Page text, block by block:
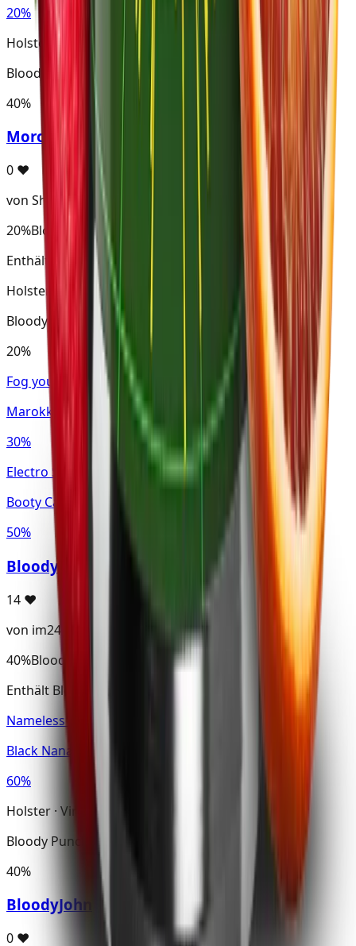
20%
Holster · Virginia
Bloody Punch
40%
MoroccanBloodPeach
0 ♥
von Shishapparat
20%Bloody Punch
Enthält Bloody Punch
Holster · Virginia
Bloody Punch
20%
Fog your Life (FYL)
Marokkanische Minze
30%
Electro Smog
Booty Call
50%
BloodyNana
14 ♥
von im24
40%Bloody Punch
Enthält Bloody Punch
Nameless · Kombis Edition
Black Nana
60%
Holster · Virginia
Bloody Punch
40%
BloodyJohn
0 ♥